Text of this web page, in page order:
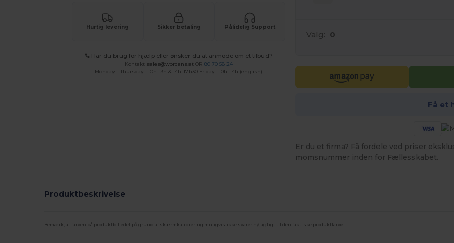
Hurtig levering Sikker betaling Pålidelig Support
Har du brug for hjælp eller ønsker du at anmode om et tilbud?
Kontakt sales@wordans.at OR80 70 58 24
Monday - Thursday : 10h-13h & 14h-17h30 Friday : 10h-14h (english)
Valg: 0
Få et
Er du et firma? Få fordele ved priser
momsnummer inden for Fællesskabet.
Produktbeskrivelse
Bemærk, at farven på produktbilledet på grund af skærmkalibrering muligvis ikke svarer nøjagtigt til den faktiske produktfarve.